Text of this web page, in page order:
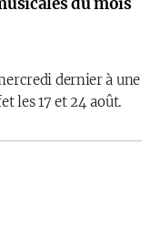
dernier à une
les 17 et 24 août.